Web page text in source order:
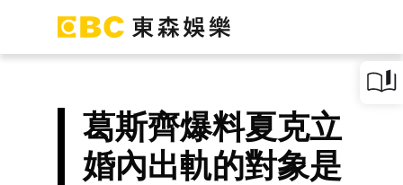
葛斯齊爆料夏克立
婚內出軌的對象是